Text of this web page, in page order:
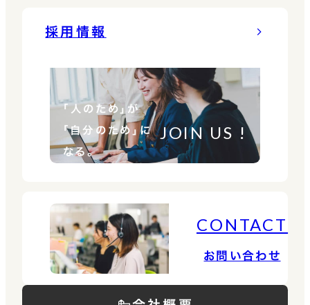
採用情報
「人のため」が
「自分のため」に
なる。
JOIN US !
CONTACT
お問い合わせ